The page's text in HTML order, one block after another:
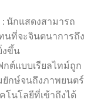
นักแสดงสามารถ
ที่จะจินตนาการถึง
งขึ้น
กต์แบบเรียลไทม์ถูก
กษ์จนถึงภาพยนตร์
โนโลยีที่เข้าถึงได้